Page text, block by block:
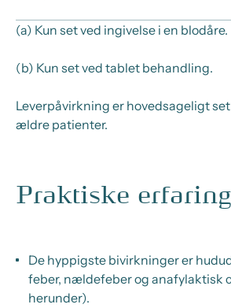
(a) Kun set ved ingivelse i en blodåre.
(b) Kun set ved tablet behandling.
Leverpåvirkning er hovedsageligt
ældre patienter.
Praktiske
De hyppigste bivirkninger er
feber, nældefeber og anafylaktisk
herunder).